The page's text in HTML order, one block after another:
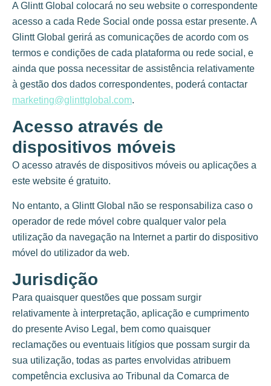
A Glintt Global colocará no seu website o correspondente
acesso a cada Rede Social onde possa estar presente. A
Glintt Global gerirá as comunicações de acordo com os
termos e condições de cada plataforma ou rede social, e
ainda que possa necessitar de assistência relativamente
à gestão dos dados correspondentes, poderá contactar
marketing@glinttglobal.com.
Acesso através de
dispositivos móveis
O acesso através de dispositivos móveis ou aplicações a
este website é gratuito.
No entanto, a Glintt Global não se responsabiliza caso o
operador de rede móvel cobre qualquer valor pela
utilização da navegação na Internet a partir do dispositivo
móvel do utilizador da web.
Jurisdição
Para quaisquer questões que possam surgir
relativamente à interpretação, aplicação e cumprimento
do presente Aviso Legal, bem como quaisquer
reclamações ou eventuais litígios que possam surgir da
sua utilização, todas as partes envolvidas atribuem
competência exclusiva ao Tribunal da Comarca de